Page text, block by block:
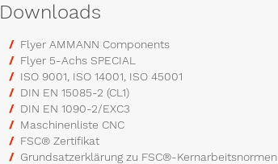
Downloads
Flyer AMMANN Components
Flyer 5-Achs SPECIAL
ISO 9001, ISO 14001, ISO 45001
DIN EN 15085-2 (CL1)
DIN EN 1090-2/EXC3
Maschinenliste CNC
FSC® Zertifikat
Grundsatzerklärung zu FSC®-Kernarbeitsnormen